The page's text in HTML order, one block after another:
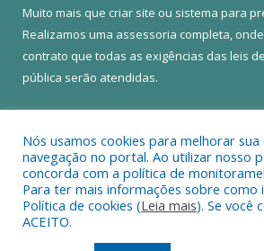
Muito mais que criar site ou sistema para
Realizamos uma assessoria completa,
contrato que todas as exigências das leis
pública serão atendidas.
Todos os direitos reservados a Câmara
Nós usamos cookies para melhorar sua
navegação no portal. Ao utilizar nosso
concorda com a política de
Para ter mais informações sobre como
Política de cookies (Leia mais). Se você
ACEITO.